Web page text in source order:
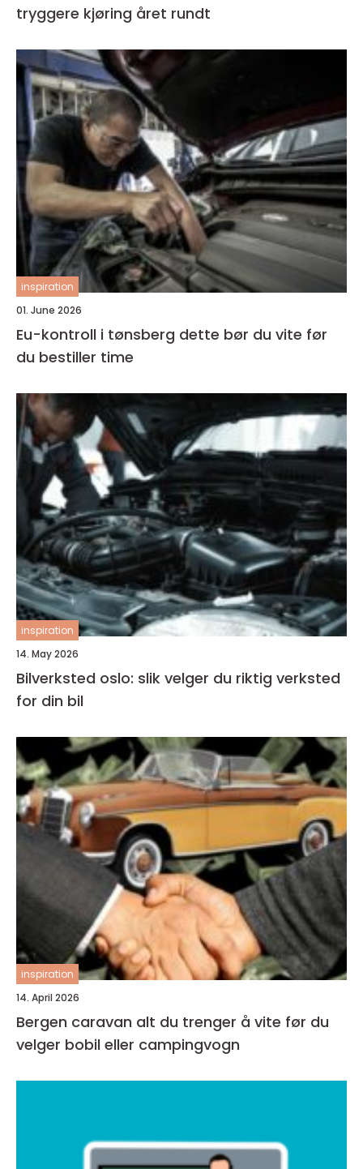
tryggere kjøring året rundt
inspiration
01. June 2026
Eu-kontroll i tønsberg dette bør du vite før
du bestiller time
inspiration
14. May 2026
Bilverksted oslo: slik velger du riktig verksted
for din bil
inspiration
14. April 2026
Bergen caravan alt du trenger å vite før du
velger bobil eller campingvogn